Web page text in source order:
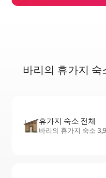
바리의 휴가지
휴가지 숙소 전체
바리의 휴가지 숙소